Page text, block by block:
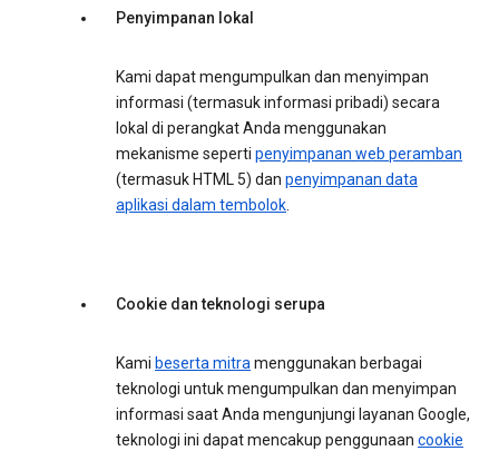
Penyimpanan lokal
Kami dapat mengumpulkan dan menyimpan
informasi (termasuk informasi pribadi) secara
lokal di perangkat Anda menggunakan
mekanisme seperti penyimpanan web peramban
(termasuk HTML 5) dan penyimpanan data
aplikasi dalam tembolok.
Cookie dan teknologi serupa
Kami beserta mitramenggunakan berbagai
teknologi untuk mengumpulkan dan menyimpan
informasi saat Anda mengunjungi layanan Google,
teknologi ini dapat mencakup penggunaan cookie